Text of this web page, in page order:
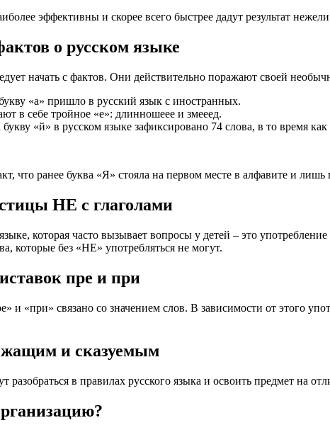
эффективны и скорее всего быстрее дадут результат
о русском языке
начать с фактов. Они действительно поражают своей
«а» пришло в русский язык с иностранных.
в себе тройное «е»: длинношеее и змееед.
«й» в русском языке зафиксировано 74 слова, в то время
что ранее буква «Я» стояла на первом месте в алфавите и
НЕ с глаголами
которая часто вызывает вопросы у детей – это
которые без «НЕ» употребляться не могут.
пре и при
и «при» связано со значением слов. В зависимости от этого
и сказуемым
разобраться в правилах русского языка и освоить предмет